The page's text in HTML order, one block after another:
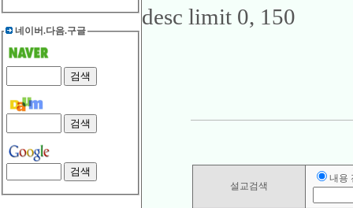
네이버.다음.구글
desc limit 0, 150
설교검색
내용